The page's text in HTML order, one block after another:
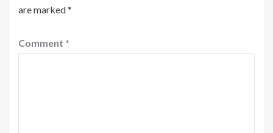
are marked*
Comment *